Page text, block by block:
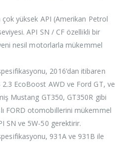
çok yüksek API (Amerikan Petrol
API SN / CF özellikli bir
nesil motorlarla mükemmel
2016’dan itibaren
EcoBoost AWD ve Ford GT, ve
Mustang GT350, GT350R gibi
FORD otomobillerini mükemmel
SN ve 5W-50 gerektirir.
931A ve 931B ile